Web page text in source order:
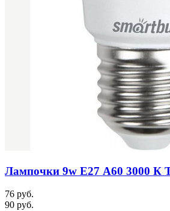
Лампочки 9w E27 А60 3000 К
76 руб.
90 руб.